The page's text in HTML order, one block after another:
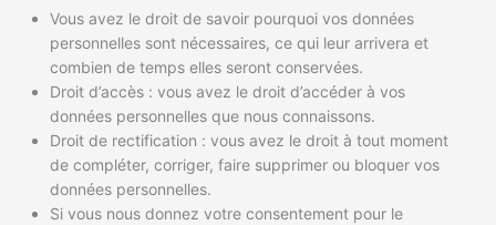
Vous avez le droit de savoir pourquoi vos données
personnelles sont nécessaires, ce qui leur arrivera et
combien de temps elles seront conservées.
Droit d’accès : vous avez le droit d’accéder à vos
données personnelles que nous connaissons.
Droit de rectification : vous avez le droit à tout moment
de compléter, corriger, faire supprimer ou bloquer vos
données personnelles.
Si vous nous donnez votre consentement pour le